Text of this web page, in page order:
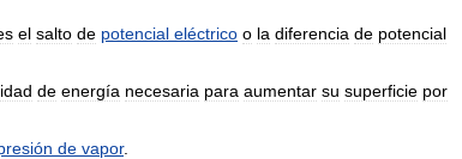
el salto de potencial eléctrico o la diferencia de potencial
de energía necesaria para aumentar su superficie por
de vapor.